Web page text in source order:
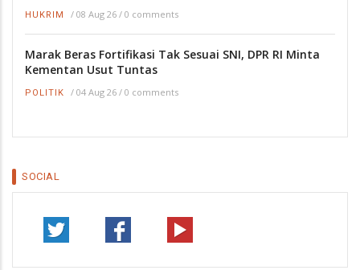
HUKRIM / 08 Aug 26 / 0 comments
Marak Beras Fortifikasi Tak Sesuai SNI, DPR RI Minta
Kementan Usut Tuntas
POLITIK / 04 Aug 26 / 0 comments
SOCIAL